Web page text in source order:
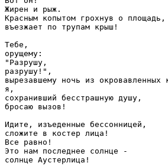
Жирен и рыж.
Красным копытом грохнув о площадь,
въезжает по трупам крыш!
Тебе,
орущему:
"Разрушу,
разрушу!",
вырезавшему ночь из окровавленных
я,
сохранивший бесстрашную душу,
бросаю вызов!
Идите, изъеденные бессонницей,
сложите в костер лица!
Все равно!
Это нам последнее солнце -
солнце Аустерлица!